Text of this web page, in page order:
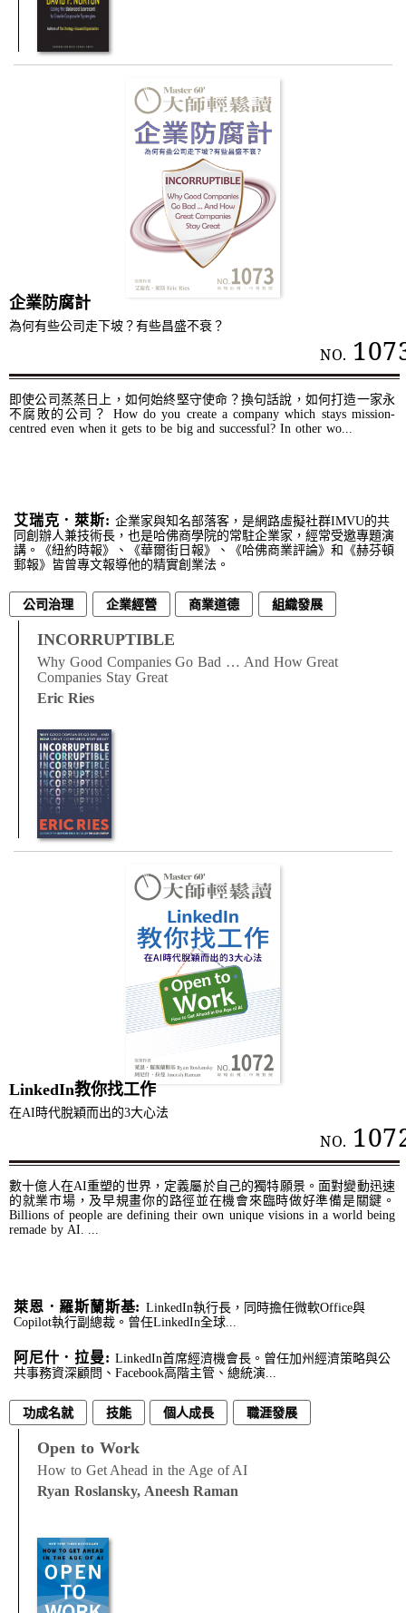
企業防腐計
為何有些公司走下坡？有些昌盛不衰？
NO.
即使公司蒸蒸日上，如何始終堅守使命？換句話說，如何打造一家永
不腐敗的公司？ How do you create a company which stays mission-
centred even when it gets to be big and successful? In other wo...
艾瑞克．萊斯: 企業家與知名部落客，是網路虛擬社群IMVU的共
同創辦人兼技術長，也是哈佛商學院的常駐企業家，經常受邀專題演
講。《紐約時報》、《華爾街日報》、《哈佛商業評論》和《赫芬頓
郵報》皆曾專文報導他的精實創業法。
公司治理 企業經營 商業道德 組織發展
經營管理 領導統御
INCORRUPTIBLE
Why Good Companies Go Bad … And How Great
Companies Stay Great
Eric Ries
LinkedIn教你找工作
在AI時代脫穎而出的3大心法
NO.
數十億人在AI重塑的世界，定義屬於自己的獨特願景。面對變動迅速
的就業市場，及早規畫你的路徑並在機會來臨時做好準備是關鍵。
Billions of people are defining their own unique visions in a world being
remade by AI. ...
萊恩．羅斯蘭斯基: LinkedIn執行長，同時擔任微軟Office與
Copilot執行副總裁。曾任LinkedIn全球...
阿尼什．拉曼: LinkedIn首席經濟機會長。曾任加州經濟策略與公
共事務資深顧問、Facebook高階主管、總統演...
功成名就 技能 個人成長 職涯發展
Open to Work
How to Get Ahead in the Age of AI
Ryan Roslansky, Aneesh Raman